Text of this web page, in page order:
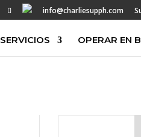
info@charliesupph.com
SERVICIOS OPERAR EN